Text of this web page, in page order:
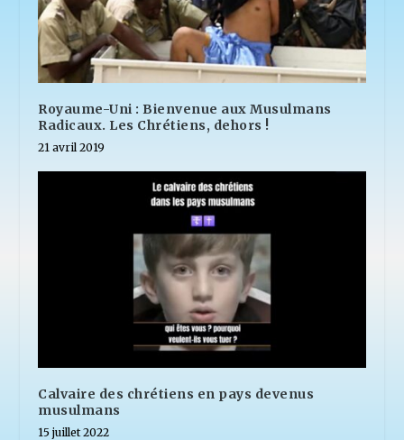
Royaume-Uni : Bienvenue aux Musulmans
Radicaux. Les Chrétiens, dehors !
21 avril 2019
Calvaire des chrétiens en pays devenus
musulmans
15 juillet 2022